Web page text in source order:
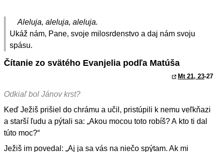
Aleluja, aleluja, aleluja.
Ukáž nám, Pane, svoje milosrdenstvo a daj nám svoju
spásu.
Čítanie zo svätého Evanjelia podľa Matúša
Mt 21, 23-27
Odkiaľ bol Jánov krst?
Keď Ježiš prišiel do chrámu a učil, pristúpili k nemu veľkňazi
a starší ľudu a pýtali sa: „Akou mocou toto robíš? A kto ti dal
túto moc?“
Ježiš im povedal: „Aj ja sa vás na niečo spýtam. Ak mi